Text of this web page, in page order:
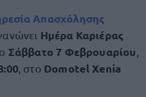
Απασχόλησης
Ημέρα Καριέρας
Σάββατο 7 Φεβρουαρίου
, στο Domotel Xenia